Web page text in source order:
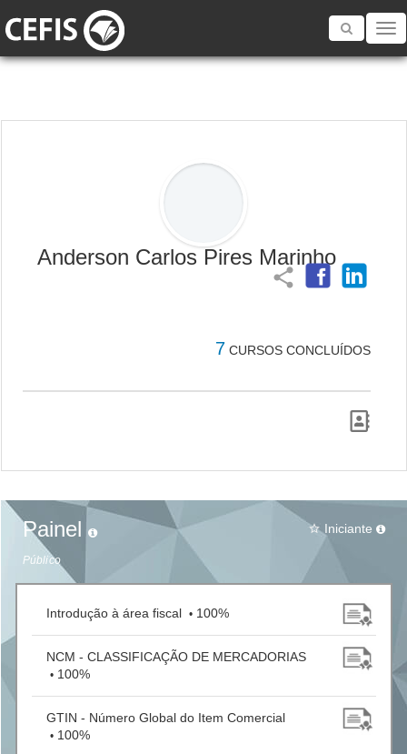
Toggle
Anderson Carlos Pires Marinho
share
7 CURSOS CONCLUÍDOS
Painel
Público
star_border Iniciante
Introdução à área fiscal • 100%
NCM - CLASSIFICAÇÃO DE MERCADORIAS
• 100%
GTIN - Número Global do Item Comercial
• 100%